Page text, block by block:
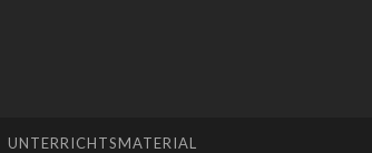
UNTERRICHTSMATERIAL